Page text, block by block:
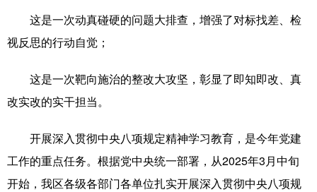
台湾 思客智库 全球连线 教育
科技
健康 军事 访谈 视频
图片
食品 人居 信息化 乡村振兴
溯源中国 城市 旅游 能源
这是一次动真碰硬的问题大排查，增强了对标找差、检
视反思的行动自觉；
这是一次靶向施治的整改大攻坚，彰显了即知即改、真
改实改的实干担当。
开展深入贯彻中央八项规定精神学习教育，是今年党建
工作的重点任务。根据党中央统一部署，从2025年3月中旬
开始，我区各级各部门各单位扎实开展深入贯彻中央八项规